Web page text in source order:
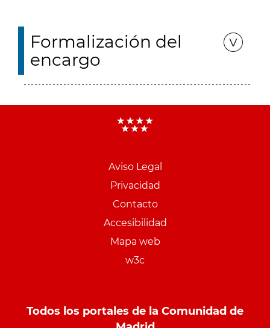
Formalización del
encargo
Aviso Legal
Privacidad
Contacto
Accesibilidad
Mapa web
w3c
Todos los portales de la Comunidad de